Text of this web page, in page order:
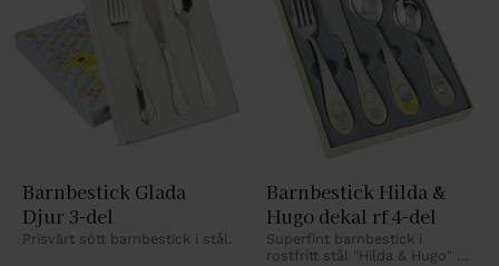
Barnbestick Glada
Djur 3-del
Prisvärt sött barnbestick i stål.
Barnbestick Hilda &
Hugo dekal rf 4-del
Superfint barnbestick i
rostfritt stål "Hilda & Hugo" 4-